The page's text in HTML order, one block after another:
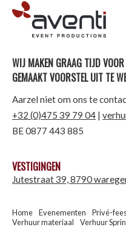
AVENTI | EVENT
WIJ MAKEN GRAAG TIJD
GEMAAKT VOORSTEL UIT TE
Aarzel niet om ons te
+32 (0)475 39 79 04 |
BE 0877 443 885
VESTIGINGEN
Jutestraat 39, 8790
Home Evenementen Privé-
Verhuur materiaal
Verhuur